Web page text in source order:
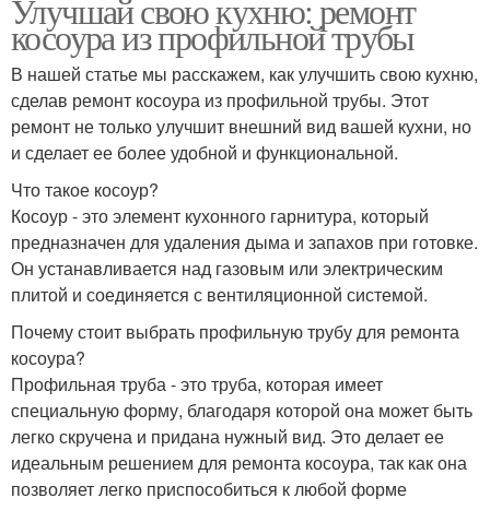
Улучшай свою кухню: ремонт
косоура из профильной трубы
В нашей статье мы расскажем, как улучшить свою кухню,
сделав ремонт косоура из профильной трубы. Этот
ремонт не только улучшит внешний вид вашей кухни, но
и сделает ее более удобной и функциональной.
Что такое косоур?
Косоур - это элемент кухонного гарнитура, который
предназначен для удаления дыма и запахов при готовке.
Он устанавливается над газовым или электрическим
плитой и соединяется с вентиляционной системой.
Почему стоит выбрать профильную трубу для ремонта
косоура?
Профильная труба - это труба, которая имеет
специальную форму, благодаря которой она может быть
легко скручена и придана нужный вид. Это делает ее
идеальным решением для ремонта косоура, так как она
позволяет легко приспособиться к любой форме